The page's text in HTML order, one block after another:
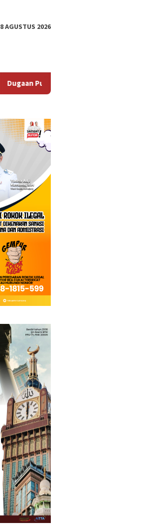
AGUSTUS 2026
Oknum Dipaksa Kembalikan Uang